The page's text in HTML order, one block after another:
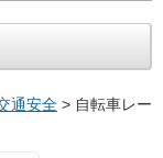
通安全 > 自転車レー